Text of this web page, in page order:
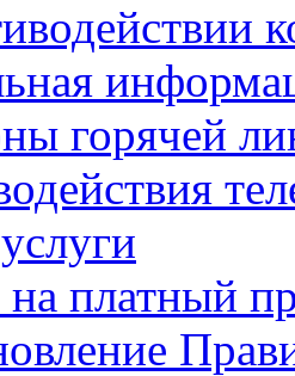
горячей
на платный